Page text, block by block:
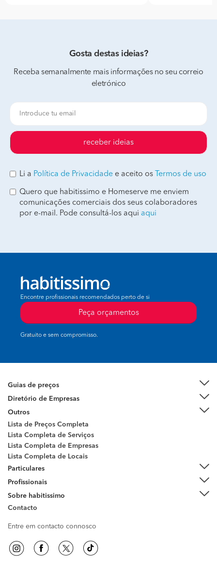
Gosta destas ideias?
Receba semanalmente mais informações no seu correio
eletrónico
receber ideias
Li a Política de Privacidade e aceito os Termos de uso
Quero que habitissimo e Homeserve me enviem
comunicações comerciais dos seus colaboradores
por e-mail. Pode consultá-los aqui aqui
Encontre profissionais recomendados perto de si
Peça orçamentos
Gratuito e sem compromisso.
Guias de preços
Diretório de Empresas
Outros
Lista de Preços Completa
Lista Completa de Serviços
Lista Completa de Empresas
Lista Completa de Locais
Particulares
Profissionais
Sobre habitissimo
Contacto
Entre em contacto connosco